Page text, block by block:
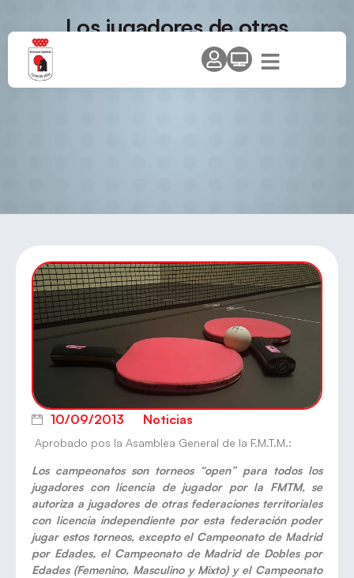
Los jugadores de otras
territoriales podrán participar en
los circuitos de la F.M.T.M.
10/09/2013 Noticias
Aprobado pos la Asamblea General de la F.M.T.M.:
Los campeonatos son torneos “open” para todos los
jugadores con licencia de jugador por la FMTM, se
autoriza a jugadores de otras federaciones territoriales
con licencia independiente por esta federación poder
jugar estos torneos, excepto el Campeonato de Madrid
por Edades, el Campeonato de Madrid de Dobles por
Edades (Femenino, Masculino y Mixto) y el Campeonato